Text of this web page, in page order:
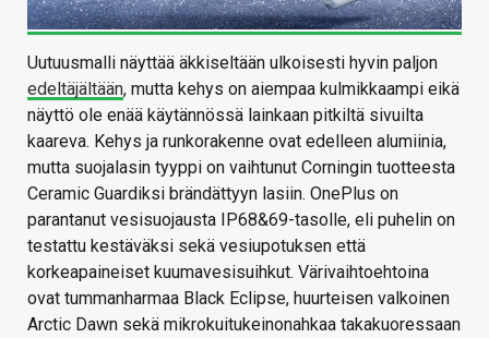
Uutuusmalli näyttää äkkiseltään ulkoisesti hyvin paljon
edeltäjältään, mutta kehys on aiempaa kulmikkaampi eikä
näyttö ole enää käytännössä lainkaan pitkiltä sivuilta
kaareva. Kehys ja runkorakenne ovat edelleen alumiinia,
mutta suojalasin tyyppi on vaihtunut Corningin tuotteesta
Ceramic Guardiksi brändättyyn lasiin. OnePlus on
parantanut vesisuojausta IP68&69-tasolle, eli puhelin on
testattu kestäväksi sekä vesiupotuksen että
korkeapaineiset kuumavesisuihkut. Värivaihtoehtoina
ovat tummanharmaa Black Eclipse, huurteisen valkoinen
Arctic Dawn sekä mikrokuitukeinonahkaa takakuoressaan